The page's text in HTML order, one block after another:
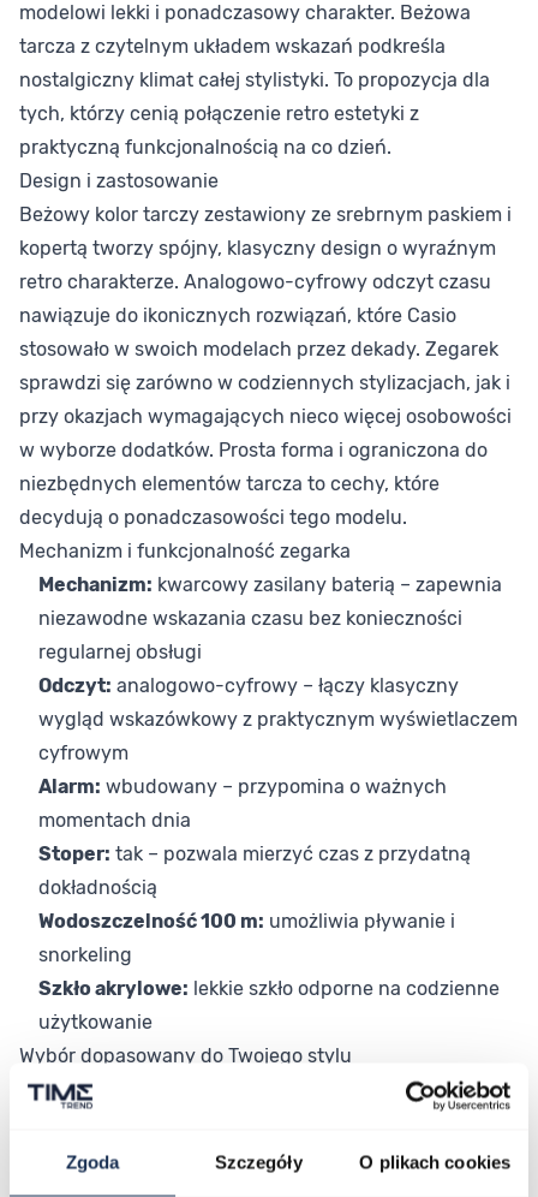
Zgoda Szczegóły O plikach cookies
modelowi lekki i ponadczasowy charakter. Beżowa
tarcza z czytelnym układem wskazań podkreśla
nostalgiczny klimat całej stylistyki. To propozycja dla
tych, którzy cenią połączenie retro estetyki z
praktyczną funkcjonalnością na co dzień.
Design i zastosowanie
Beżowy kolor tarczy zestawiony ze srebrnym paskiem i
kopertą tworzy spójny, klasyczny design o wyraźnym
retro charakterze. Analogowo-cyfrowy odczyt czasu
nawiązuje do ikonicznych rozwiązań, które Casio
stosowało w swoich modelach przez dekady. Zegarek
sprawdzi się zarówno w codziennych stylizacjach, jak i
przy okazjach wymagających nieco więcej osobowości
w wyborze dodatków. Prosta forma i ograniczona do
niezbędnych elementów tarcza to cechy, które
decydują o ponadczasowości tego modelu.
Mechanizm i funkcjonalność zegarka
Mechanizm: kwarcowy zasilany baterią – zapewnia
niezawodne wskazania czasu bez konieczności
regularnej obsługi
Odczyt: analogowo-cyfrowy – łączy klasyczny
wygląd wskazówkowy z praktycznym wyświetlaczem
cyfrowym
Alarm: wbudowany – przypomina o ważnych
momentach dnia
Stoper: tak – pozwala mierzyć czas z przydatną
dokładnością
Wodoszczelność 100 m: umożliwia pływanie i
snorkeling
Szkło akrylowe: lekkie szkło odporne na codzienne
użytkowanie
Wybór dopasowany do Twojego stylu
Model AQ-800E-7A2EF wpisuje się w estetykę, która
stylem retro i klasyką z poprzednich dekad. Zegarek
łatwo zestawić ze swobodnymi stylizacjami, a jego